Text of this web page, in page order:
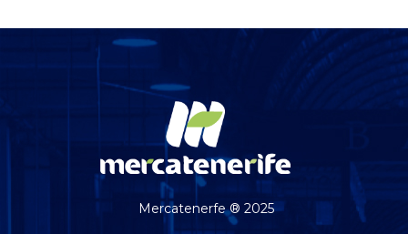
Mercatenerfe ® 2025